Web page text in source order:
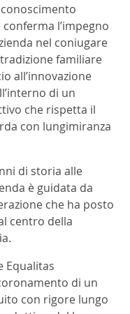
l’impegno
nel coniugare
familiare
all’innovazione
di un
che rispetta il
con lungimiranza
di storia alle
è guidata da
che ha posto
centro della
Equalitas
di un
con rigore lungo